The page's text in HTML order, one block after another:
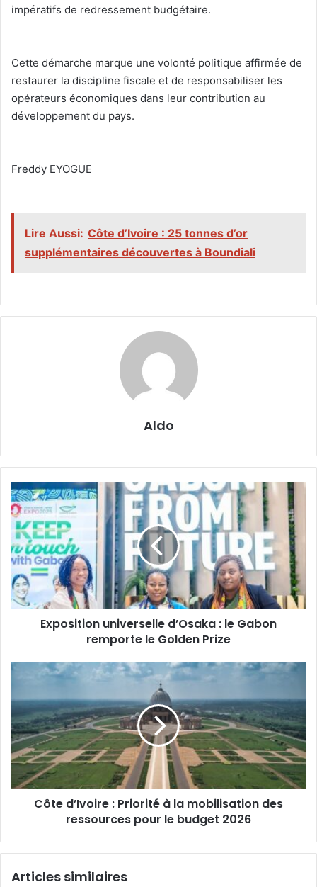
impératifs de redressement budgétaire.
‎Cette démarche marque une volonté politique affirmée de
restaurer la discipline fiscale et de responsabiliser les
opérateurs économiques dans leur contribution au
développement du pays.
‎Freddy EYOGUE
Lire Aussi: ‎Côte d’Ivoire : 25 tonnes d’or
supplémentaires découvertes à Boundiali
Aldo
Exposition
universelle
d’Osaka
le
Gabon
remporte
le
Golden
Exposition universelle d’Osaka : le Gabon
remporte le Golden Prize
Priorité
à
la
mobilisation
ressources
Côte d’Ivoire : Priorité à la mobilisation des
ressources pour le budget 2026
Articles similaires